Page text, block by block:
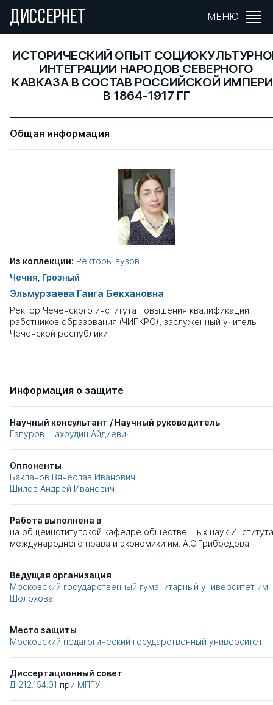
ДИССЕРНЕТ МЕНЮ
ИСТОРИЧЕСКИЙ ОПЫТ
ИНТЕГРАЦИИ НАРОДОВ СЕВЕРНОГО
КАВКАЗА В СОСТАВ РОССИЙСКОЙ
В 1864-1917 ГГ
Общая информация
Из коллекции: Ректоры вузов
Чечня, Грозный
Эльмурзаева Ганга Бекхановна
Ректор Чеченского института повышения квалификации
работников образования (ЧИПКРО), заслуженный учитель
Чеченской республики
Информация о защите
Научный консультант / Научный руководитель
Гапуров Шахрудин Айдиевич
Оппоненты
Бакланов Вячеслав Иванович
Шилов Андрей Иванович
Работа выполнена в
на общеинститутской кафедре общественных наук Института
международного права и экономики им. А.С.Грибоедова
Ведущая организация
Московский государственный гуманитарный университет им.
Шолохова
Место защиты
Московский педагогический государственный университет
Диссертационный совет
Д 212.154.01 при МПГУ